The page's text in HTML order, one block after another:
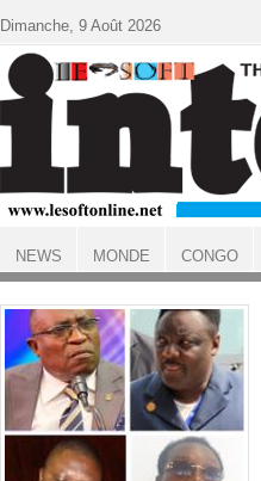
ACCUEIL
Dimanche, 9 Août 2026
NEWS MONDE CONGO